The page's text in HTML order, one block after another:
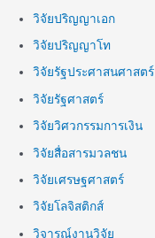
วิจัยปริญญาเอก
วิจัยปริญญาโท
วิจัยรัฐประศาสนศาสตร์
วิจัยรัฐศาสตร์
วิจัยวิศวกรรมการเงิน
วิจัยสื่อสารมวลชน
วิจัยเศรษฐศาสตร์
วิจัยโลจิสติกส์
วิจารณ์งานวิจัย